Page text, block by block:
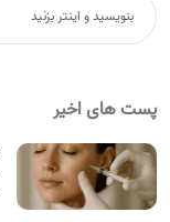
پست های اخیر